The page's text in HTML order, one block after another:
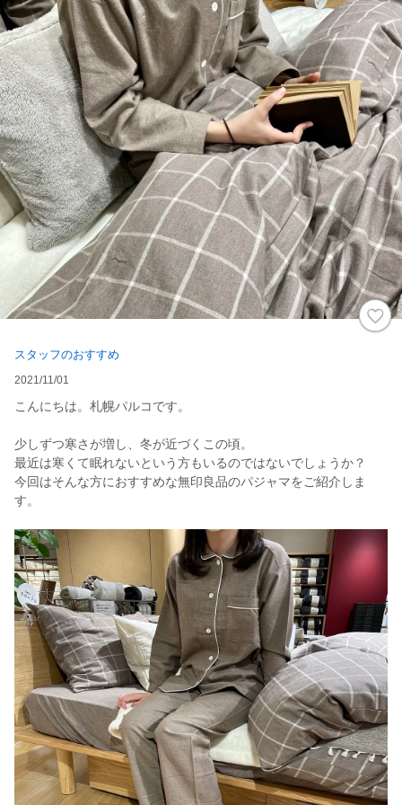
スタッフのおすすめ
2021/11/01
こんにちは。札幌パルコです。
少しずつ寒さが増し、冬が近づくこの頃。
最近は寒くて眠れないという方もいるのではないでしょうか？
今回はそんな方におすすめな無印良品のパジャマをご紹介しま
す。